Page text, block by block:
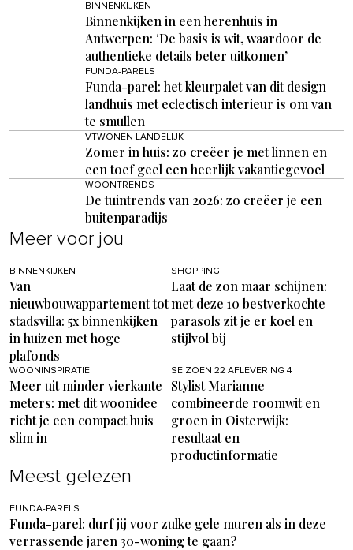
BINNENKIJKEN
Binnenkijken in een herenhuis in
Antwerpen: ‘De basis is wit, waardoor de
authentieke details beter uitkomen’
FUNDA-PARELS
Funda-parel: het kleurpalet van dit design
landhuis met eclectisch interieur is om van
te smullen
VTWONEN LANDELIJK
Zomer in huis: zo creëer je met linnen en
een toef geel een heerlijk vakantiegevoel
WOONTRENDS
De tuintrends van 2026: zo creëer je een
buitenparadijs
Meer voor jou
BINNENKIJKEN
Van
nieuwbouwappartement tot
stadsvilla: 5x binnenkijken
in huizen met hoge
plafonds
SHOPPING
Laat de zon maar schijnen:
met deze 10 bestverkochte
parasols zit je er koel en
stijlvol bij
WOONINSPIRATIE
Meer uit minder vierkante
meters: met dit woonidee
richt je een compact huis
slim in
SEIZOEN 22 AFLEVERING 4
Stylist Marianne
combineerde roomwit en
groen in Oisterwijk:
resultaat en
productinformatie
Meest gelezen
FUNDA-PARELS
Funda-parel: durf jij voor zulke gele muren als in deze
verrassende jaren 30-woning te gaan?